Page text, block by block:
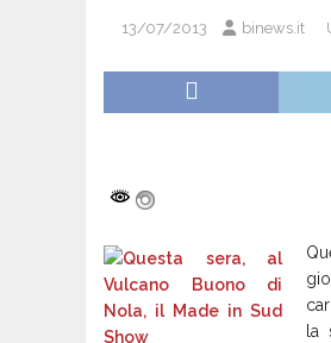
13/07/2013 binews.it
la